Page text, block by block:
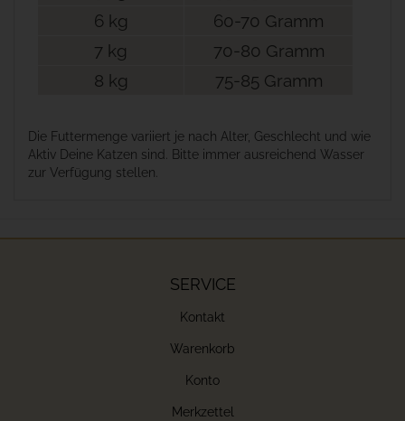
6 kg
60-70 Gramm
7 kg
70-80 Gramm
8 kg
75-85 Gramm
Die Futtermenge variiert je nach Alter, Geschlecht und wie
Aktiv Deine Katzen sind. Bitte immer ausreichend Wasser
zur Verfügung stellen.
SERVICE
Kontakt
Warenkorb
Konto
Merkzettel